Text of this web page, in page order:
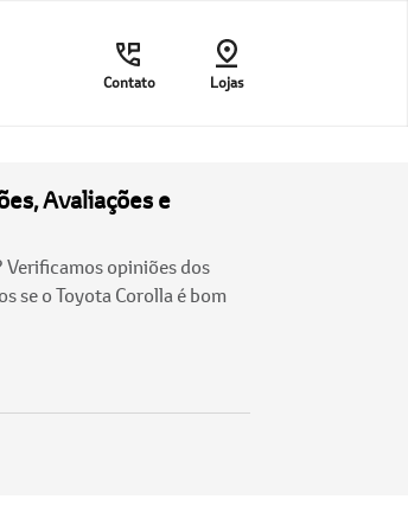
Contato Lojas
Avaliações e
Verificamos opiniões dos
se o Toyota Corolla é bom